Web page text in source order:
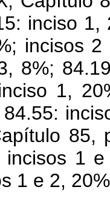
inciso
incisos
8%;
1,
85,
incisos 1
1 e 2,